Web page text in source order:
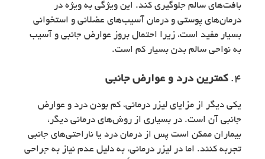
بافت‌های سالم جلوگیری کند. این ویژگی به ویژه در
درمان‌های پوستی و درمان آسیب‌های عضلانی و استخوانی
بسیار مفید است، زیرا احتمال بروز عوارض جانبی و آسیب
به نواحی سالم بدن بسیار کم است.
4. کمترین درد و عوارض جانبی
یکی دیگر از مزایای لیزر درمانی، کم بودن درد و عوارض
جانبی آن است. در بسیاری از روش‌های درمانی دیگر،
بیماران ممکن است پس از درمان درد یا ناراحتی‌های جانبی
تجربه کنند. اما در لیزر درمانی، به دلیل عدم نیاز به جراحی